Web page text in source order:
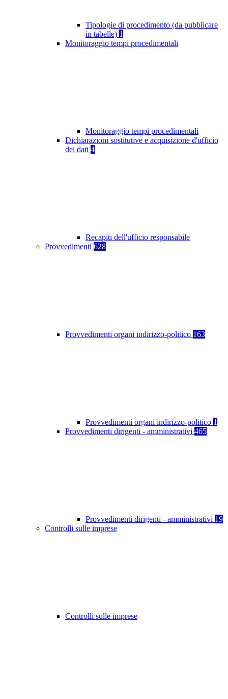
Tipologie di procedimento (da pubblicare
in tabelle) 1
Monitoraggio tempi procedimentali
Monitoraggio tempi procedimentali
Dichiarazioni sostitutive e acquisizione d'ufficio
dei dati 4
Recapiti dell'ufficio responsabile
Provvedimenti 628
Provvedimenti organi indirizzo-politico 163
Provvedimenti organi indirizzo-politico 1
Provvedimenti dirigenti - amministrativi 465
Provvedimenti dirigenti - amministrativi 19
Controlli sulle imprese
Controlli sulle imprese